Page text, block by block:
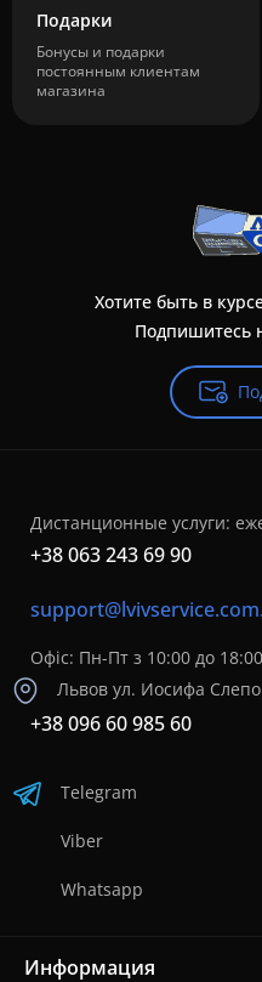
Подарки
Бонусы и подарки
постоянным клиентам
магазина
Хотите быть в
Подпишитесь
Дистанционные услуги:
+38 063 243 69 90
Офіс: Пн-Пт з 10:00 до 18:00
Львов ул. Иосифа
+38 096 60 985 60
Telegram
Viber
Whatsapp
Информация